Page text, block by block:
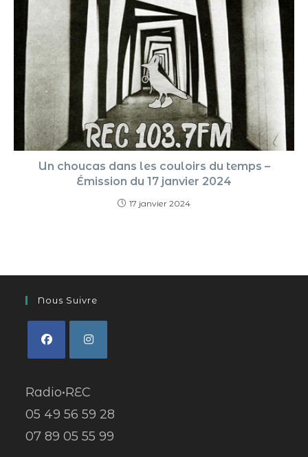
Un choucas dans les couloirs du temps –
Émission du 17 janvier 2024
17 janvier 2024
Nous Suivre
Radio•REC
05 49 56 59 28
07 89 05 55 99